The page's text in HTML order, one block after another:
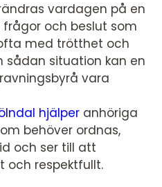
vardagen på en
frågor och beslut som
med trötthet och
sådan situation kan en
vara
hjälper anhöriga
behöver ordnas,
och ser till att
och respektfullt.